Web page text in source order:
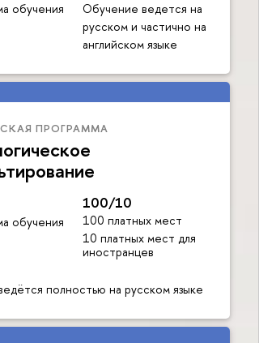
обучения
Обучение ведется на
русском и частично на
английском языке
ПРОГРАММА
обучения
100/10
100 платных мест
10 платных мест для
иностранцев
полностью на русском языке